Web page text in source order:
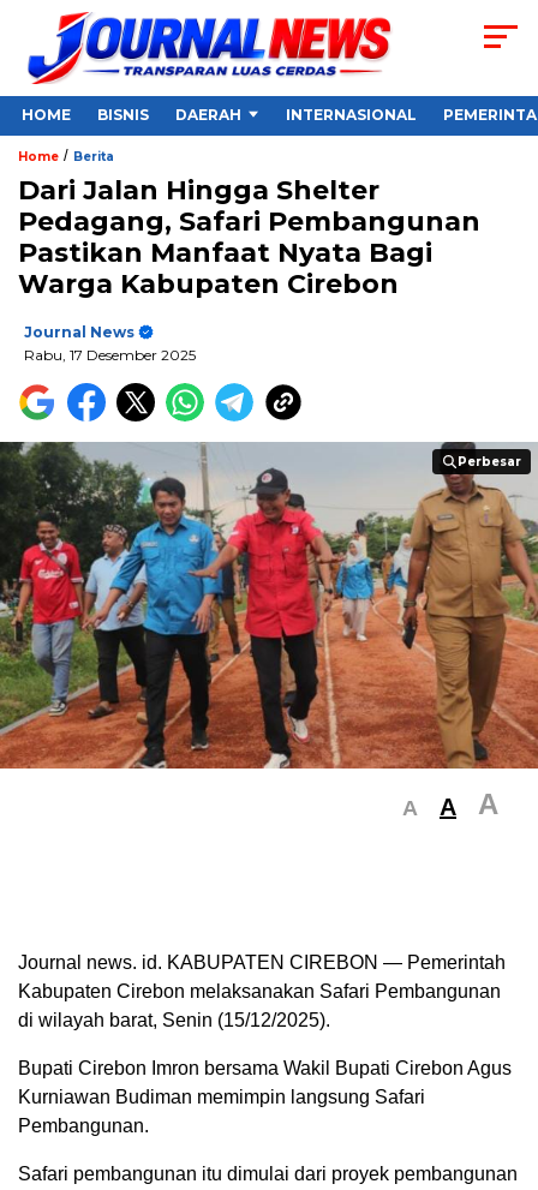
HOME BISNIS DAERAH INTERNASIONAL
Home / Berita
Dari Jalan Hingga Shelter
Pedagang, Safari Pembangunan
Pastikan Manfaat Nyata Bagi
Warga Kabupaten Cirebon
Journal News
Rabu, 17 Desember 2025
Perbesar
Perbesar
A A A
Journal news. id. KABUPATEN CIREBON — Pemerintah
Kabupaten Cirebon melaksanakan Safari Pembangunan
di wilayah barat, Senin (15/12/2025).
Bupati Cirebon Imron bersama Wakil Bupati Cirebon Agus
Kurniawan Budiman memimpin langsung Safari
Pembangunan.
Safari pembangunan itu dimulai dari proyek pembangunan